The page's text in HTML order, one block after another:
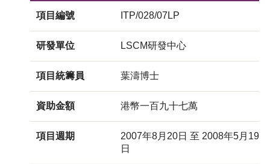
項目編號 ITP/028/07LP
研發單位 LSCM研發中心
項目統籌員 葉濤博士
資助金額 港幣一百九十七萬
項目週期
2007年8月20日 至 2008年5月19
日